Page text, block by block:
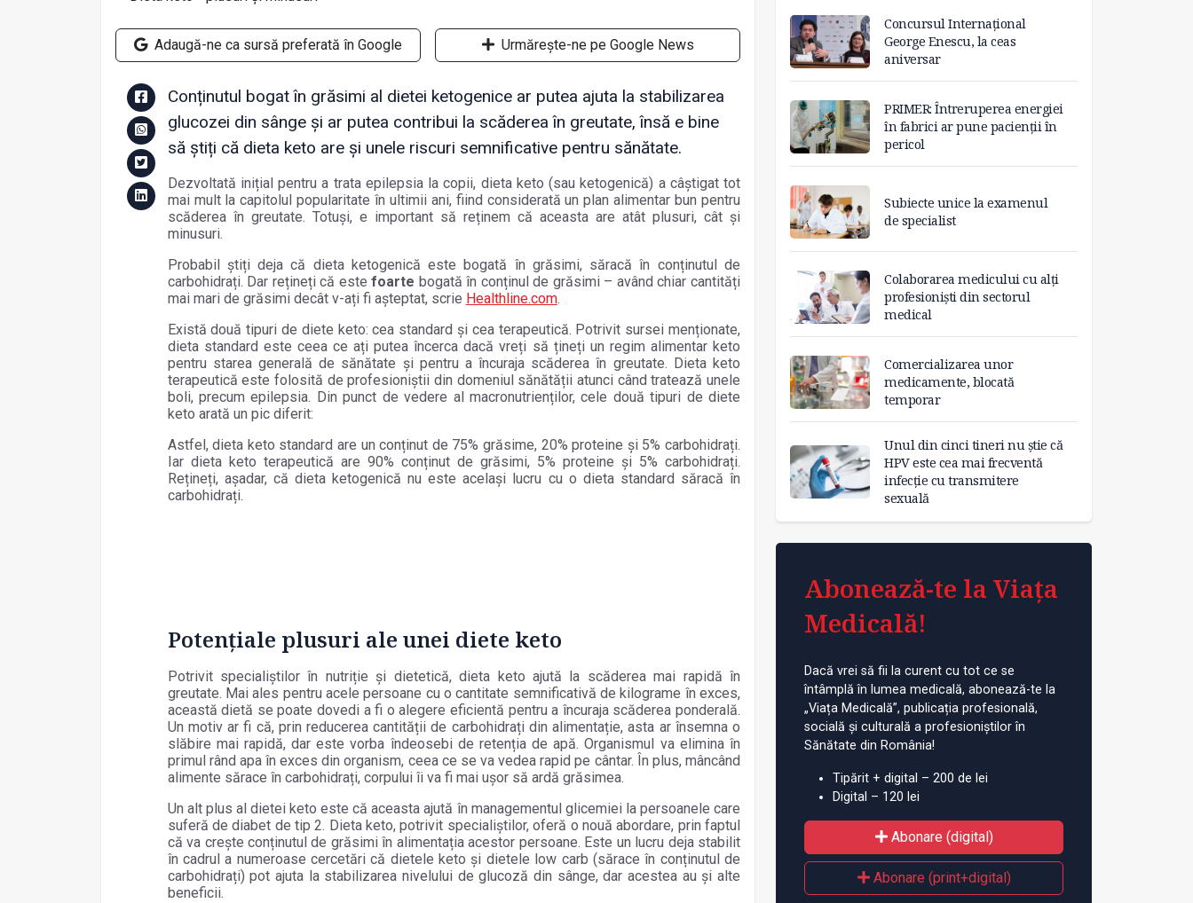
Adaugă-ne ca sursă preferată în Google Urmărește-ne pe Google News
Conținutul bogat în grăsimi al dietei ketogenice ar putea ajuta la stabilizarea
glucozei din sânge și ar putea contribui la scăderea în greutate, însă e bine
să știți că dieta keto are și unele riscuri semnificative pentru sănătate.
Dezvoltată inițial pentru a trata epilepsia la copii, dieta keto (sau ketogenică) a câștigat tot
mai mult la capitolul popularitate în ultimii ani, fiind considerată un plan alimentar bun pentru
scăderea în greutate. Totuși, e important să reținem că aceasta are atât plusuri, cât și
minusuri.
Probabil știți deja că dieta ketogenică este bogată în grăsimi, săracă în conținutul de
carbohidrați. Dar rețineți că estefoarte bogată în conținul de grăsimi – având chiar cantități
mai mari de grăsimi decât v-ați fi așteptat, scrie Healthline.com.
Există două tipuri de diete keto: cea standard și cea terapeutică. Potrivit sursei menționate,
dieta standard este ceea ce ați putea încerca dacă vreți să țineți un regim alimentar keto
pentru starea generală de sănătate și pentru a încuraja scăderea în greutate. Dieta keto
terapeutică este folosită de profesioniștii din domeniul sănătății atunci când tratează unele
boli, precum epilepsia. Din punct de vedere al macronutrienților, cele două tipuri de diete
keto arată un pic diferit:
Astfel, dieta keto standard are un conținut de 75% grăsime, 20% proteine și 5% carbohidrați.
Iar dieta keto terapeutică are 90% conținut de grăsimi, 5% proteine și 5% carbohidrați.
Rețineți, așadar, că dieta ketogenică nu este același lucru cu o dieta standard săracă în
carbohidrați.
Potențiale plusuri ale unei diete keto
Potrivit specialiștilor în nutriție și dietetică, dieta keto ajută la scăderea mai rapidă în
greutate. Mai ales pentru acele persoane cu o cantitate semnificativă de kilograme în exces,
această dietă se poate dovedi a fi o alegere eficientă pentru a încuraja scăderea ponderală.
Un motiv ar fi că, prin reducerea cantității de carbohidrați din alimentație, asta ar însemna o
slăbire mai rapidă, dar este vorba îndeosebi de retenția de apă. Organismul va elimina în
primul rând apa în exces din organism, ceea ce se va vedea rapid pe cântar. În plus, mâncând
alimente sărace în carbohidrați, corpului îi va fi mai ușor să ardă grăsimea.
Un alt plus al dietei keto este că aceasta ajută în managementul glicemiei la persoanele care
suferă de diabet de tip 2. Dieta keto, potrivit specialiștilor, oferă o nouă abordare, prin faptul
că va crește conținutul de grăsimi în alimentația acestor persoane. Este un lucru deja stabilit
în cadrul a numeroase cercetări că dietele keto și dietele low carb (sărace în conținutul de
carbohidrați) pot ajuta la stabilizarea nivelului de glucoză din sânge, dar acestea au și alte
beneficii.
Concursul Internațional
George Enescu, la ceas
aniversar
PRIMER: Întreruperea energiei
în fabrici ar pune pacienții în
pericol
Subiecte unice la examenul
de specialist
Colaborarea medicului cu alți
profesioniști din sectorul
medical
Comercializarea unor
medicamente, blocată
temporar
Unul din cinci tineri nu știe că
HPV este cea mai frecventă
infecție cu transmitere
sexuală
Abonează-te la Viața
Medicală!
Dacă vrei să fii la curent cu tot ce se
întâmplă în lumea medicală, abonează-te la
„Viața Medicală”, publicația profesională,
socială și culturală a profesioniștilor în
Sănătate din România!
Tipărit + digital – 200 de lei
Digital – 120 lei
Abonare (digital)
Abonare (print+digital)